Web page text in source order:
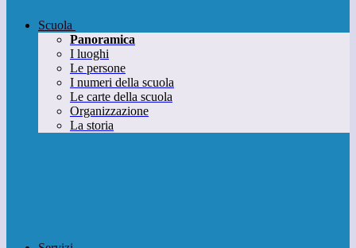
Scuola
Panoramica
I luoghi
Le persone
I numeri della scuola
Le carte della scuola
Organizzazione
La storia